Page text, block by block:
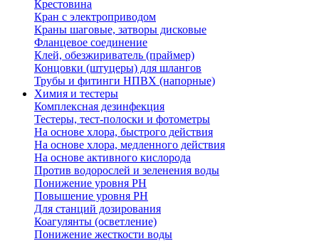
Крестовина
Кран с электроприводом
Краны шаговые, затворы дисковые
Фланцевое соединение
Клей, обезжириватель (праймер)
Концовки (штуцеры) для шлангов
Трубы и фитинги НПВХ (напорные)
Химия и тестеры
Комплексная дезинфекция
Тестеры, тест-полоски и фотометры
На основе хлора, быстрого действия
На основе хлора, медленного действия
На основе активного кислорода
Против водорослей и зеленения воды
Понижение уровня РН
Повышение уровня РН
Для станций дозирования
Коагулянты (осветление)
Понижение жесткости воды